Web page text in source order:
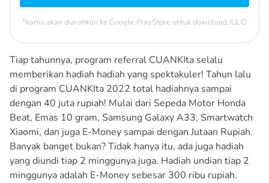
*kamu akan diarahkan ke Google PlayStore untuk download JULO
Tiap tahunnya, program referral CUANKIta selalu
memberikan hadiah hadiah yang spektakuler! Tahun lalu
di program CUANKIta 2022 total hadiahnya sampai
dengan 40 juta rupiah! Mulai dari Sepeda Motor Honda
Beat, Emas 10 gram, Samsung Galaxy A33, Smartwatch
Xiaomi, dan juga E-Money sampai dengan Jutaan Rupiah.
Banyak banget bukan? Tidak hanya itu, ada juga hadiah
yang diundi tiap 2 minggunya juga. Hadiah undian tiap 2
minggunya adalah E-Money sebesar 300 ribu rupiah.